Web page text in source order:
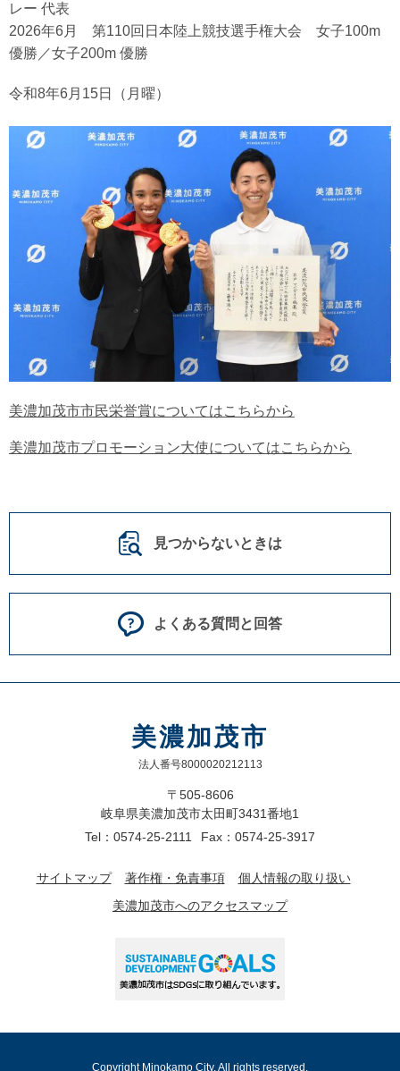
レー 代表
2026年6月 第110回日本陸上競技選手権大会 女子100m
優勝／女子200m 優勝
令和8年6月15日（月曜）
美濃加茂市市民栄誉賞についてはこちらから
美濃加茂市プロモーション大使についてはこちらから
見つからないときは
よくある質問と回答
美濃加茂市
法人番号8000020212113
〒505-8606
岐阜県美濃加茂市太田町3431番地1
Tel：0574-25-2111
Fax：0574-25-3917
サイトマップ 著作権・免責事項
個人情報の取り扱い
美濃加茂市へのアクセスマップ
Copyright Minokamo City. All rights reserved.